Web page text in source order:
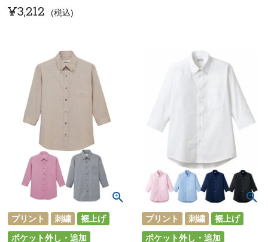
¥3,212 税込
プリント 刺繍
裾上げ
ポケット外し・追加
プリント 刺繍
裾上げ
ポケット外し・追加